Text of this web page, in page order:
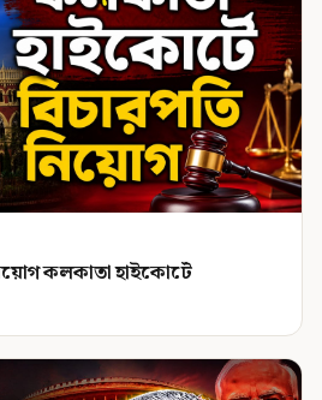
কলকাতা হাইকোর্টে